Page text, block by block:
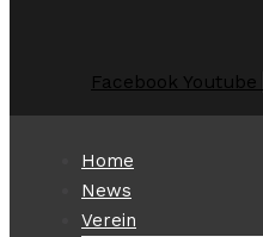
Facebook Youtube
Home
News
Verein